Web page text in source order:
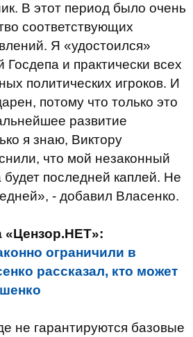
В этот период было очень
соответствующих
Я «удостоился»
и практически всех
политических игроков. И
потому что только это
развитие
я знаю, Виктору
что мой незаконный
последней каплей. Не
- добавил Власенко.
«Цензор.НЕТ»:
ограничили в
рассказал, кто может
не гарантируются базовые